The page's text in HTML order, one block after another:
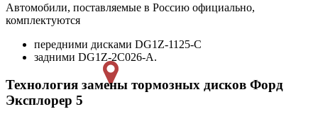
Автомобили, поставляемые в Россию официально,
комплектуются
передними дисками DG1Z-1125-C
задними DG1Z-2C026-A.
Технология замены тормозных дисков Форд
Эксплорер 5